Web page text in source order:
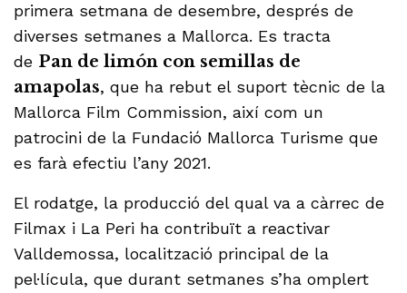
primera setmana de desembre, després de
diverses setmanes a Mallorca. Es tracta
de Pan de limón con semillas de
amapolas, que ha rebut el suport tècnic de la
Mallorca Film Commission, així com un
patrocini de la Fundació Mallorca Turisme que
es farà efectiu l’any 2021.
El rodatge, la producció del qual va a càrrec de
Filmax i La Peri ha contribuït a reactivar
Valldemossa, localització principal de la
pel·lícula, que durant setmanes s’ha omplert